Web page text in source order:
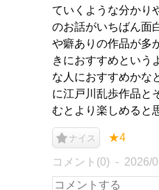
ていくような分かり
のお話がいちばん面
や癖ありの作品が多
きにおすすめという
な人におすすめかな
に江戸川乱歩作品と
むとより楽しめると
ナイス ★4
コメント(0) 2026/